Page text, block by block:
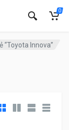
0
“Toyota Innova”